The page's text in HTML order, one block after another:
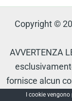
Copyright ©
AVVERTENZA
fornisce alcun
contenuto è
I cookie